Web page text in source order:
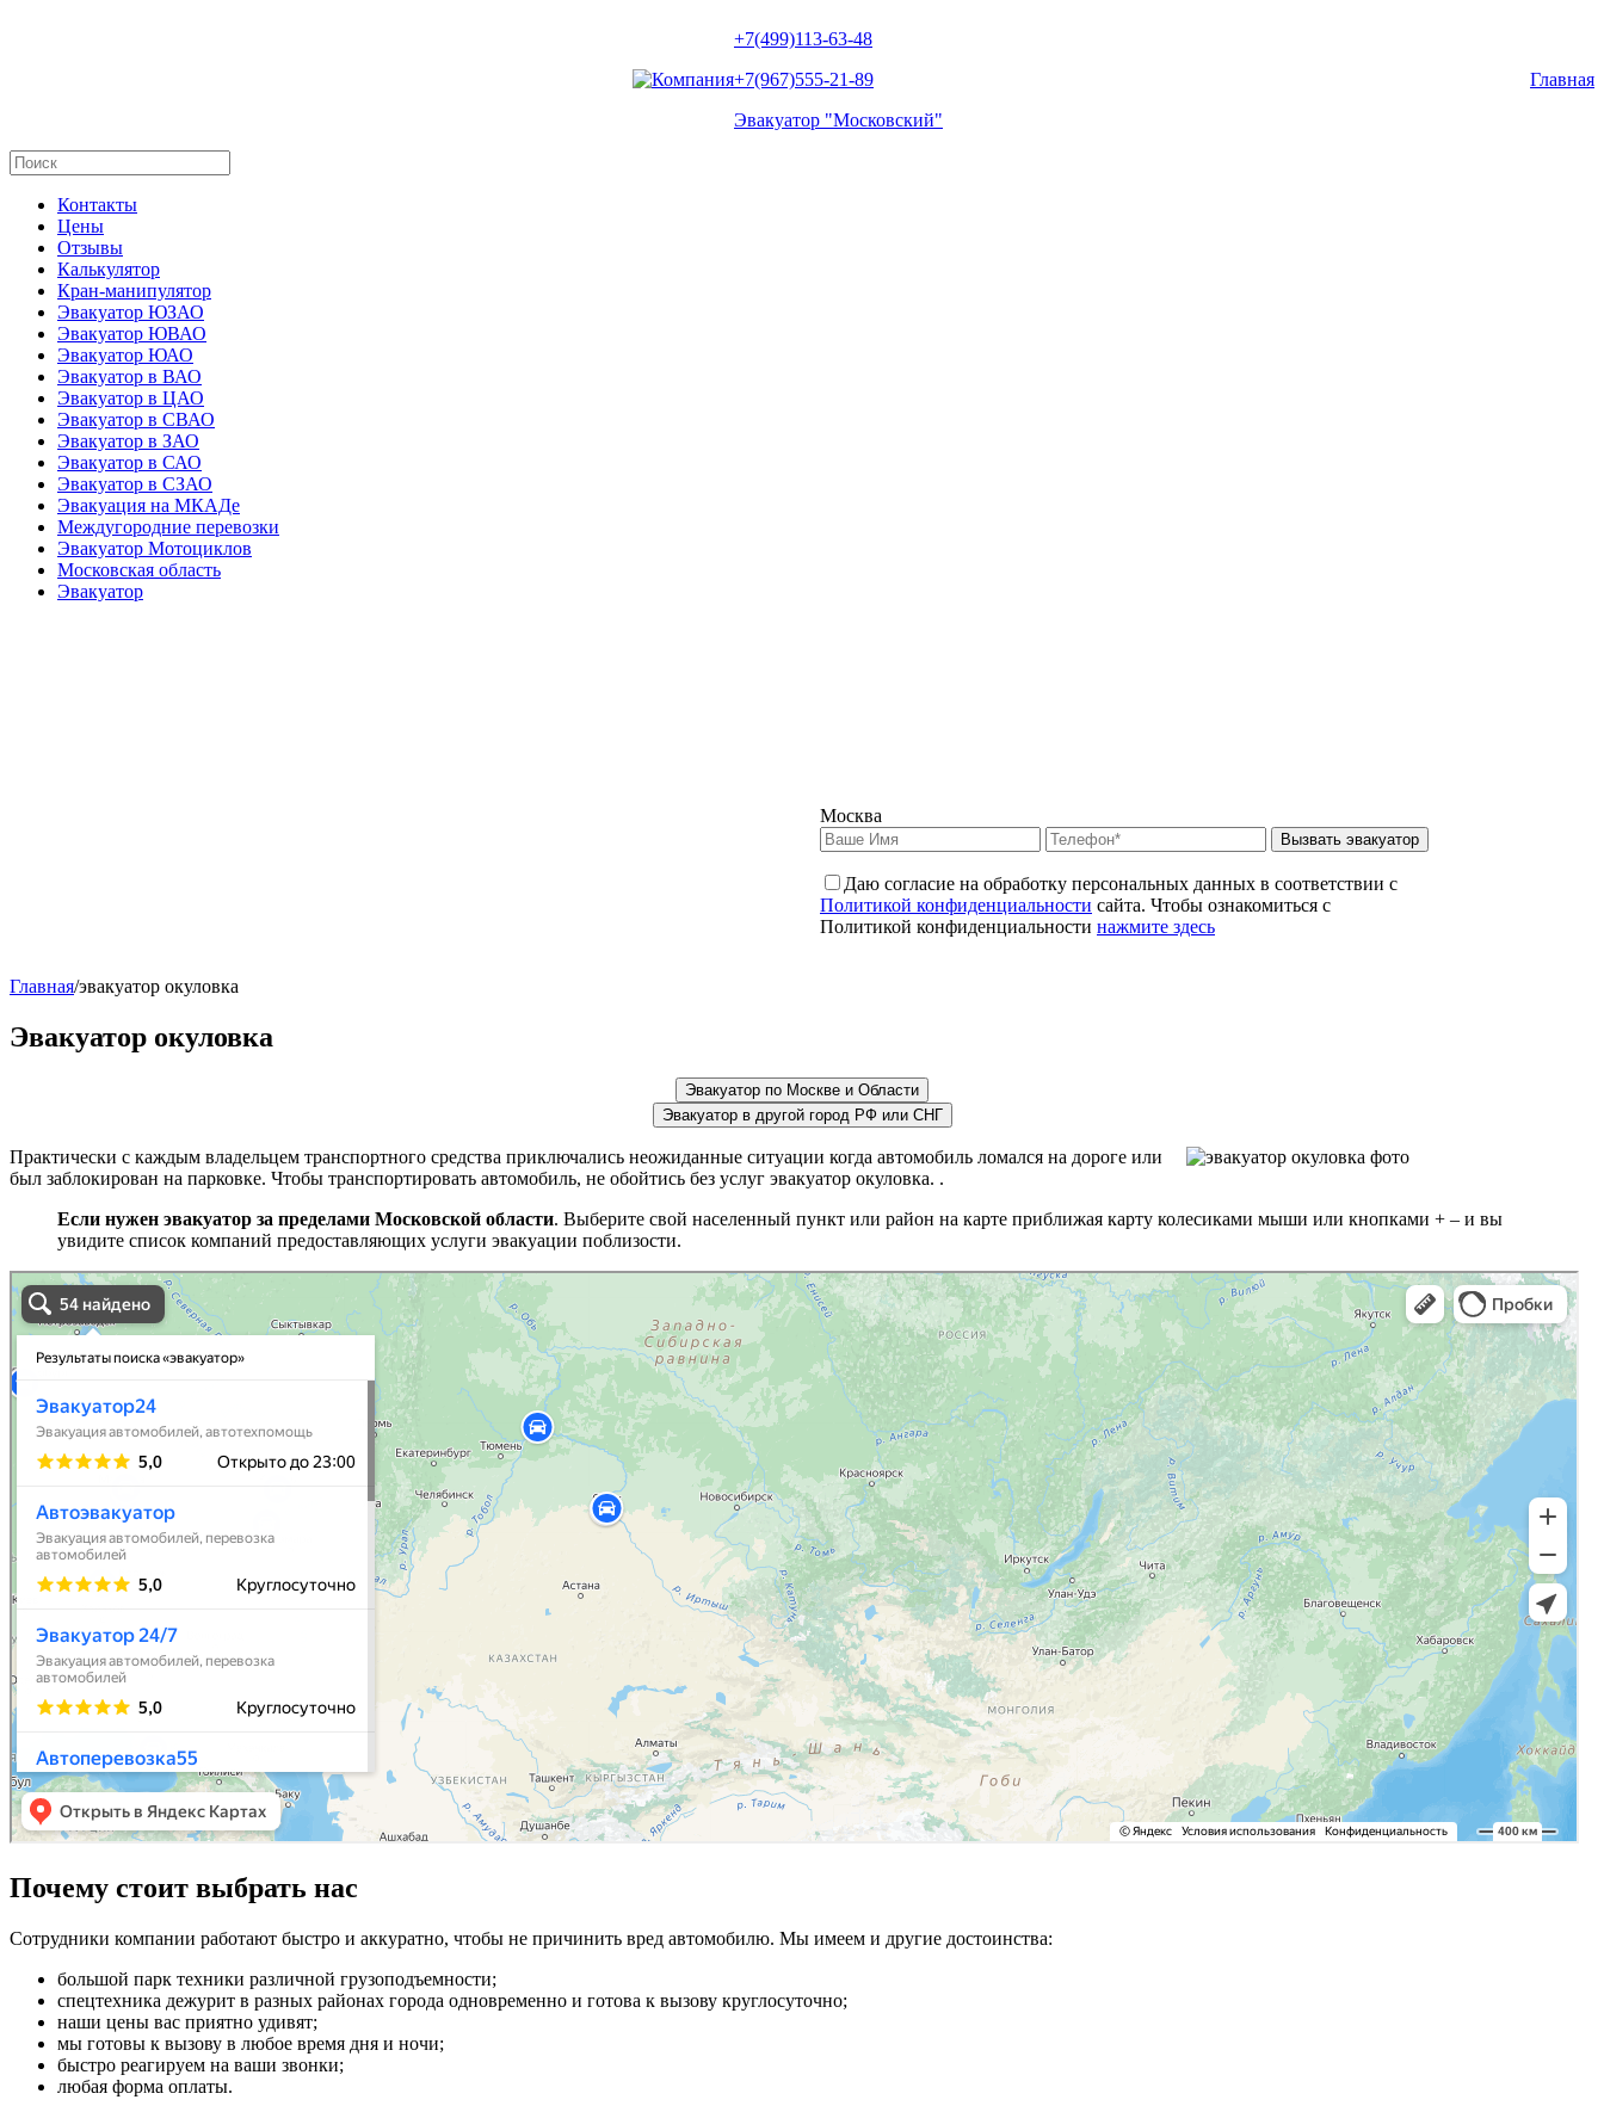
+7(499)113-63-48
+7(967)555-21-89
Эвакуатор "Московский"
Главная
Контакты
Цены
Отзывы
Калькулятор
Кран-манипулятор
Эвакуатор ЮЗАО
Эвакуатор ЮВАО
Эвакуатор ЮАО
Эвакуатор в ВАО
Эвакуатор в ЦАО
Эвакуатор в СВАО
Эвакуатор в ЗАО
Эвакуатор в САО
Эвакуатор в СЗАО
Эвакуация на МКАДе
Междугородние перевозки
Эвакуатор Мотоциклов
Московская область
Эвакуатор
Москва
Вызвать эвакуатор
Даю согласие на обработку персональных данных в соответствии с
Политикой конфиденциальности сайта. Чтобы ознакомиться с
Политикой конфиденциальности нажмите здесь
Главная/эвакуатор окуловка
Эвакуатор окуловка
Эвакуатор по Москве и Области
Эвакуатор в другой город РФ или СНГ
Практически с каждым владельцем транспортного средства приключались неожиданные ситуации когда автомобиль ломался на дороге или
был заблокирован на парковке. Чтобы транспортировать автомобиль, не обойтись без услуг эвакуатор окуловка. .
Если нужен эвакуатор за пределами Московской области. Выберите свой населенный пункт или район на карте приближая карту колесиками мыши или кнопками + – и вы
увидите список компаний предоставляющих услуги эвакуации поблизости.
эвакуаторы на карте
Волоколамск
Почему стоит выбрать нас
Сотрудники компании работают быстро и аккуратно, чтобы не причинить вред автомобилю. Мы имеем и другие достоинства:
большой парк техники различной грузоподъемности;
спецтехника дежурит в разных районах города одновременно и готова к вызову круглосуточно;
наши цены вас приятно удивят;
мы готовы к вызову в любое время дня и ночи;
быстро реагируем на ваши звонки;
любая форма оплаты.